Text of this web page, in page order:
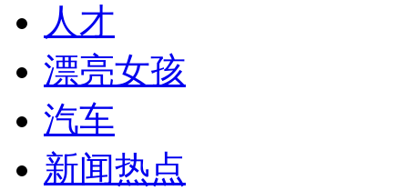
人才
漂亮女孩
汽车
新闻热点